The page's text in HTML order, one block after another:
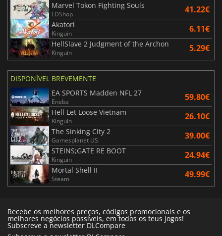
Marvel Tokon Fighting Souls
LDShop 41.22€
Akatori
Kinguin 6.11€
HellSlave 2 Judgment of the Archon
Kinguin 5.29€
DISPONÍVEL BREVEMENTE
EA SPORTS Madden NFL 27
Eneba 59.80€
Hell Let Loose Vietnam
Kinguin 26.10€
The Sinking City 2
Gamesplanet US 39.00€
STEINS;GATE RE BOOT
Kinguin 24.94€
Mortal Shell II
Steam 49.99€
Recebe os melhores preços, códigos promocionais e os
melhores negócios possíveis, em todos os teus jogos!
Subscreve a newsletter DLCompare